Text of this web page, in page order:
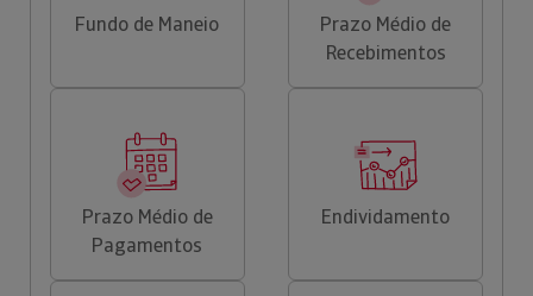
Fundo de Maneio
Prazo Médio de
Recebimentos
Prazo Médio de
Pagamentos
Endividamento